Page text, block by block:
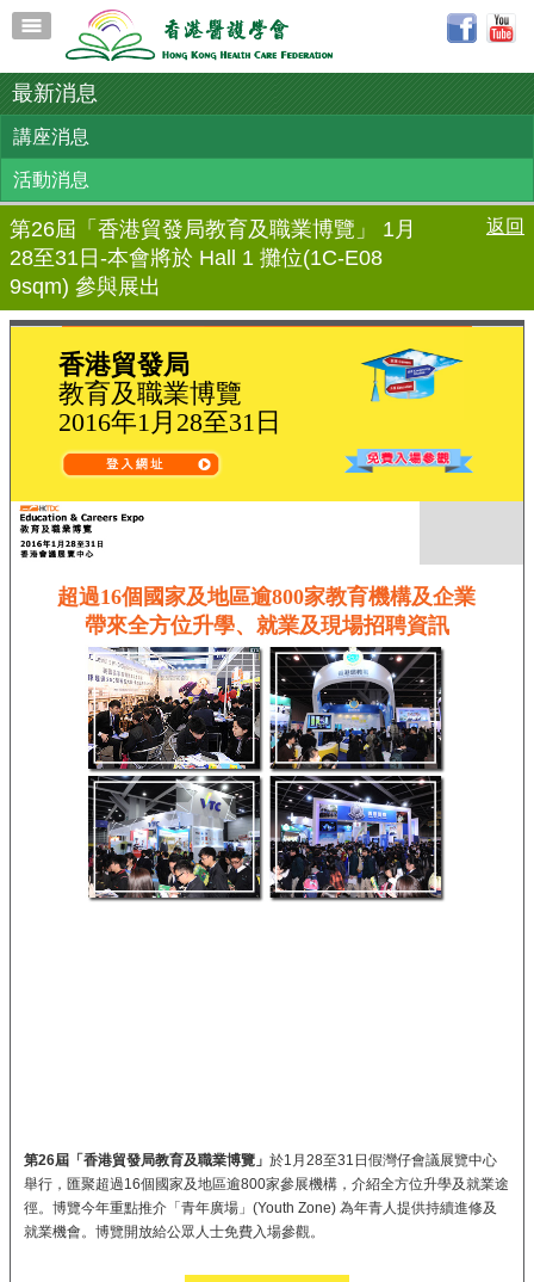
最新消息
講座消息
活動消息
第26屆「香港貿發局教育及職業博覽」 1月
28至31日-本會將於 Hall 1 攤位(1C-E08
9sqm) 參與展出
返回
香港貿發局
教育及職業博覽
2016年1月28至31日
超過16個國家及地區逾800家教育機構及企業
帶來全方位升學、就業及現場招聘資訊
第26屆「香港貿發局教育及職業博覽」 於1月28至31日假灣仔會議展覽中心
舉行，匯聚超過16個國家及地區逾800家參展機構，介紹全方位升學及就業途
徑。博覽今年重點推介 「青年廣場」(Youth Zone) 為年青人提供持續進修及
就業機會。博覽開放給公眾人士免費入場參觀。